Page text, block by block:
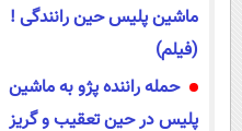
ماشین پلیس حین رانندگی !
(فیلم)
حمله راننده پژو به ماشین
پلیس در حین تعقیب و گریز